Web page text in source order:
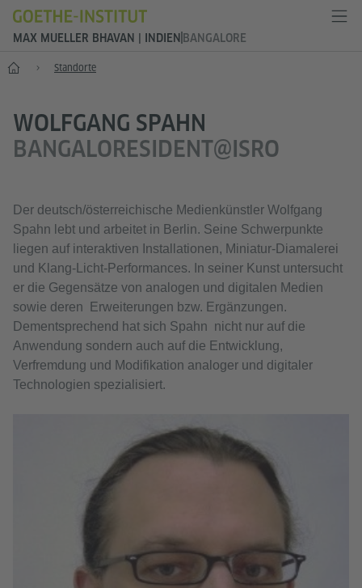
MAX MUELLER BHAVAN | INDIEN BANGALORE
Start Standorte
WOLFGANG SPAHN
BANGALORESIDENT@ISRO
Der deutsch/österreichische Medienkünstler Wolfgang
Spahn lebt und arbeitet in Berlin. Seine Schwerpunkte
liegen auf interaktiven Installationen, Miniatur-Diamalerei
und Klang-Licht-Performances. In seiner Kunst untersucht
er die Gegensätze von analogen und digitalen Medien
sowie deren Erweiterungen bzw. Ergänzungen.
Dementsprechend hat sich Spahn nicht nur auf die
Anwendung sondern auch auf die Entwicklung,
Verfremdung und Modifikation analoger und digitaler
Technologien spezialisiert.